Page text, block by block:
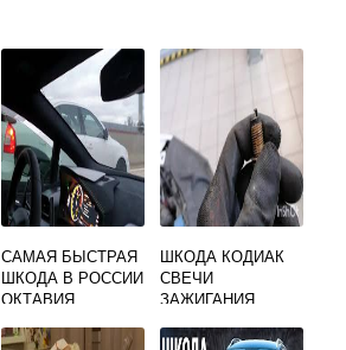
САМАЯ БЫСТРАЯ
ШКОДА В РОССИИ
ОКТАВИЯ
ШКОДА КОДИАК
СВЕЧИ
ЗАЖИГАНИЯ